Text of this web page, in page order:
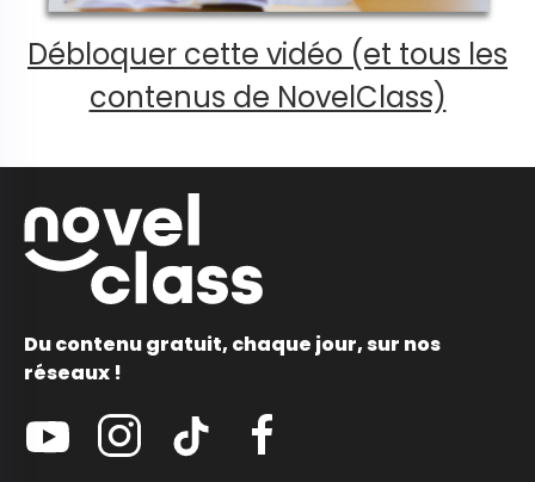
Débloquer cette vidéo (et tous les
contenus de NovelClass)
Du contenu gratuit, chaque jour, sur nos
réseaux !